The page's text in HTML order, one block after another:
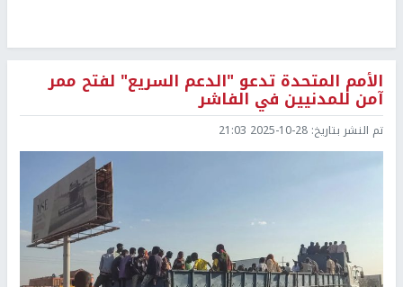
الأمم المتحدة تدعو "الدعم السريع" لفتح ممر
آمن للمدنيين في الفاشر
تم النشر بتاريخ: 2025-10-28 21:03